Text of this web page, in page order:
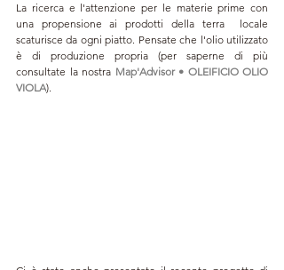
La ricerca e l'attenzione per le materie prime con
una propensione ai prodotti della terra  locale
scaturisce da ogni piatto. Pensate che l'olio utilizzato
è di produzione propria (per saperne di più
consultate la nostra Map'Advisor • OLEIFICIO OLIO
VIOLA).